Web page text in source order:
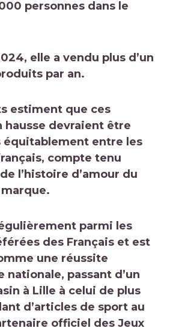
personnes dans le
elle a vendu plus d’un
par an.
estiment que ces
hausse devraient être
équitablement entre les
compte tenu
l’histoire d’amour du
parmi les
des Français et est
une réussite
nationale, passant d’un
à Lille à celui de plus
d’articles de sport au
officiel des Jeux